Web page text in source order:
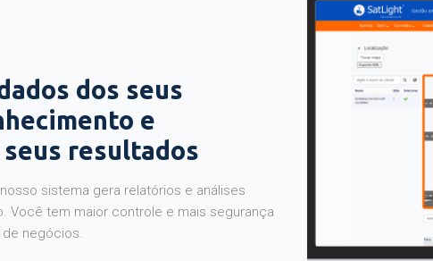
dos seus
e
resultados
sistema gera relatórios e análises
Você tem maior controle e mais segurança
negócios.